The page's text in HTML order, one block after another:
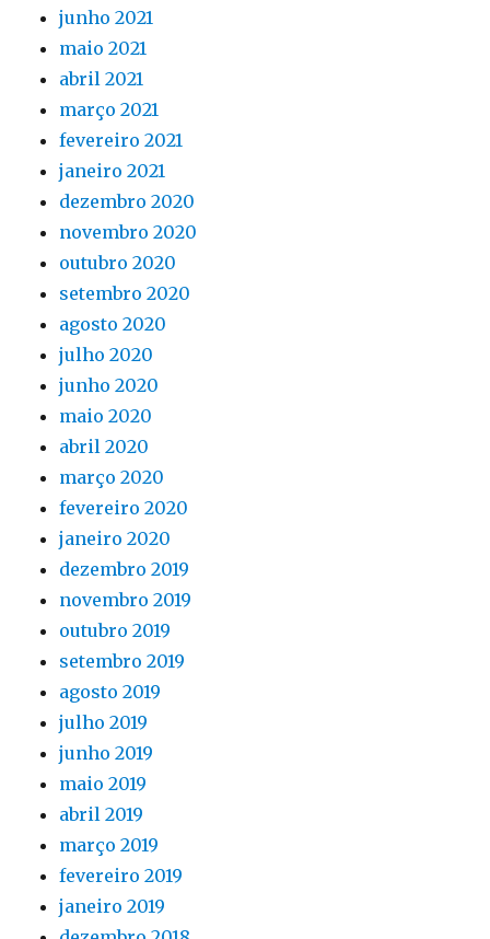
junho 2021
maio 2021
abril 2021
março 2021
fevereiro 2021
janeiro 2021
dezembro 2020
novembro 2020
outubro 2020
setembro 2020
agosto 2020
julho 2020
junho 2020
maio 2020
abril 2020
março 2020
fevereiro 2020
janeiro 2020
dezembro 2019
novembro 2019
outubro 2019
setembro 2019
agosto 2019
julho 2019
junho 2019
maio 2019
abril 2019
março 2019
fevereiro 2019
janeiro 2019